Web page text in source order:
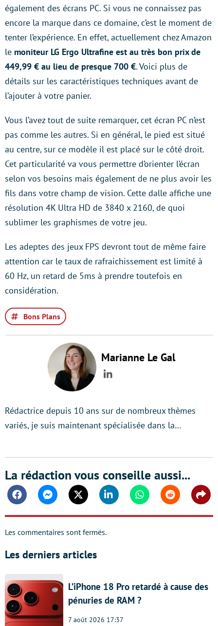
également des écrans PC. Si vous ne connaissez pas
encore la marque dans ce domaine, c’est le moment de
tenter l’expérience. En effet, actuellement chez Amazon
le moniteur LG Ergo Ultrafine est au très bon prix de
449,99 € au lieu de presque 700 €. Voici plus de
détails sur les caractéristiques techniques avant de
l’ajouter à votre panier.
Vous l’avez tout de suite remarquer, cet écran PC n’est
pas comme les autres. Si en général, le pied est situé
au centre, sur ce modèle il est placé sur le côté droit.
Cet particularité va vous permettre d’orienter l’écran
selon vos besoins mais également de ne plus avoir les
fils dans votre champ de vision. Cette dalle affiche une
résolution 4K Ultra HD de 3840 x 2160, de quoi
sublimer les graphismes de votre jeu.
Les adeptes des jeux FPS devront tout de même faire
attention car le taux de rafraichissement est limité à
60 Hz, un retard de 5ms à prendre toutefois en
considération.
Bons Plans
Marianne Le Gal
LinkedIn
Rédactrice depuis 10 ans sur de nombreux thèmes
variés, je suis maintenant spécialisée dans la…
La rédaction vous conseille aussi...
FacebookMessengerTwitter Linkedin WhatsappReddit
Les commentaires sont fermés.
Les derniers articles
L’iPhone 18 Pro retardé à cause des
pénuries de RAM ?
7 août 2026 17:37